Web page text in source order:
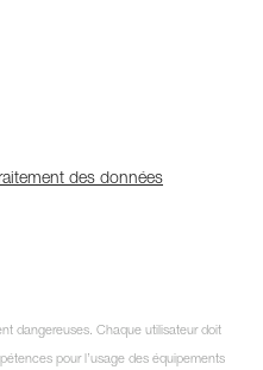
des données
dangereuses. Chaque utilisateur doit
pour l’usage des équipements